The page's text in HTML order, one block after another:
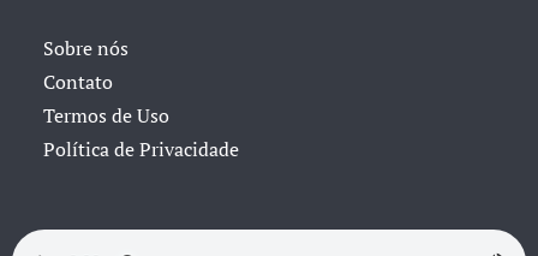
Sobre nós
Contato
Termos de Uso
Política de Privacidade